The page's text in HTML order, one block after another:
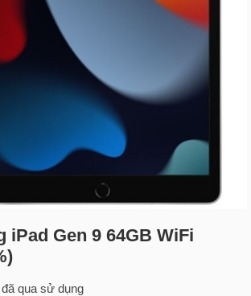
iPad Gen 9 64GB WiFi
qua sử dụng